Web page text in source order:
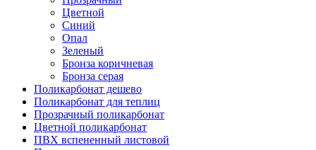
Цветной
Синий
Опал
Зеленый
Бронза коричневая
Бронза серая
Поликарбонат дешево
Поликарбонат для теплиц
Прозрачный поликарбонат
Цветной поликарбонат
ПВХ вспененный листовой